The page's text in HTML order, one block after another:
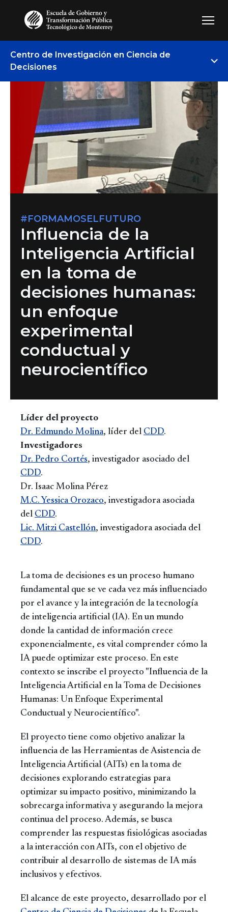
Centro de Investigación en Ciencia de
Decisiones
#FORMAMOSELFUTURO
Influencia de la
Inteligencia Artificial
en la toma de
decisiones humanas:
un enfoque
experimental
conductual y
neurocientífico
Líder del proyecto
Dr. Edmundo Molina, líder del CDD.
Investigadores
Dr. Pedro Cortés, investigador asociado del
CDD.
Dr. Isaac Molina Pérez
M.C. Yessica Orozaco, investigadora asociada
del CDD.
Lic. Mitzi Castellón, investigadora asociada del
CDD.
La toma de decisiones es un proceso humano
fundamental que se ve cada vez más influenciado
por el avance y la integración de la tecnología
de inteligencia artificial (IA). En un mundo
donde la cantidad de información crece
exponencialmente, es vital comprender cómo la
IA puede optimizar este proceso. En este
contexto se inscribe el proyecto "Influencia de la
Inteligencia Artificial en la Toma de Decisiones
Humanas: Un Enfoque Experimental
Conductual y Neurocientífico".
El proyecto tiene como objetivo analizar la
influencia de las Herramientas de Asistencia de
Inteligencia Artificial (AITs) en la toma de
decisiones explorando estrategias para
optimizar su impacto positivo, minimizando la
sobrecarga informativa y asegurando la mejora
continua del proceso. Además, se busca
comprender las respuestas fisiológicas asociadas
a la interacción con AITs, con el objetivo de
contribuir al desarrollo de sistemas de IA más
inclusivos y efectivos.
El alcance de este proyecto, desarrollado por el